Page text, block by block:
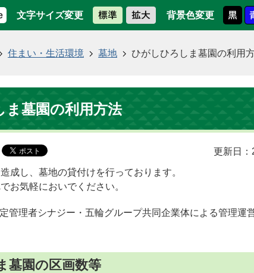
文字サイズ変更 背景色変更
住まい・生活環境 墓地 ひがしひろしま墓園の利用
ま墓園の利用方法
更新日
成し、墓地の貸付けを行っております。
お気軽においでください。
管理者シナジー・五輪グループ共同企業体による管理運
墓園の区画数等